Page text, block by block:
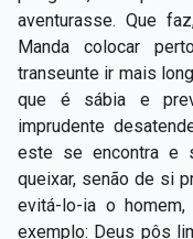
aventurasse. Que
Manda colocar
transeunte ir mais
que é sábia e
imprudente
este se encontra e
queixar, senão de si
evitá-lo-ia o
exemplo: Deus pôs